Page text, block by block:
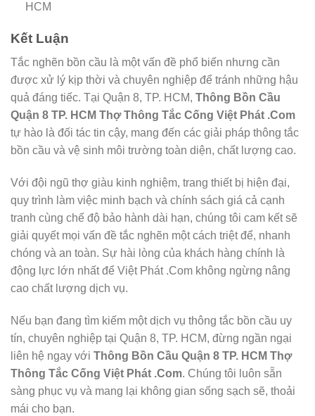
HCM
Kết Luận
Tắc nghẽn bồn cầu là một vấn đề phổ biến nhưng cần
được xử lý kịp thời và chuyên nghiệp để tránh những hậu
quả đáng tiếc. Tại Quận 8, TP. HCM, Thông Bồn Cầu
Quận 8 TP. HCM Thợ Thông Tắc Cống Việt Phát .Com
tự hào là đối tác tin cậy, mang đến các giải pháp thông tắc
bồn cầu và vệ sinh môi trường toàn diện, chất lượng cao.
Với đội ngũ thợ giàu kinh nghiệm, trang thiết bị hiện đại,
quy trình làm việc minh bạch và chính sách giá cả cạnh
tranh cùng chế độ bảo hành dài hạn, chúng tôi cam kết sẽ
giải quyết mọi vấn đề tắc nghẽn một cách triệt để, nhanh
chóng và an toàn. Sự hài lòng của khách hàng chính là
động lực lớn nhất để Việt Phát .Com không ngừng nâng
cao chất lượng dịch vụ.
Nếu bạn đang tìm kiếm một dịch vụ thông tắc bồn cầu uy
tín, chuyên nghiệp tại Quận 8, TP. HCM, đừng ngần ngại
liên hệ ngay với Thông Bồn Cầu Quận 8 TP. HCM Thợ
Thông Tắc Cống Việt Phát .Com. Chúng tôi luôn sẵn
sàng phục vụ và mang lại không gian sống sạch sẽ, thoải
mái cho bạn.